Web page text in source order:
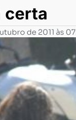
certa
de 2011 às